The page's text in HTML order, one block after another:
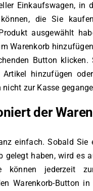
Einkaufswagen, in
die Sie
ausgewählt
Warenkorb
Button klicken.
Artikel hinzufügen
zur Kasse
der
einfach. Sobald Sie
gelegt haben, wird es
können jederzeit
Warenkorb-Button in